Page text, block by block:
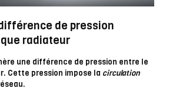
de pression
radiateur
une différence de pression entre le
Cette pression impose la circulation